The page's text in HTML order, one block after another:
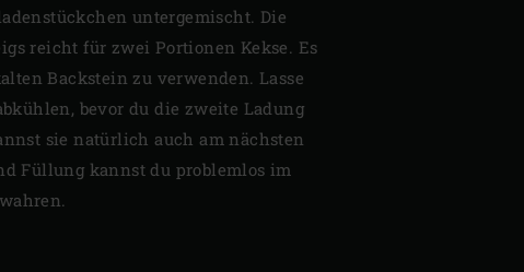
untergemischt. Die
reicht für zwei Portionen Kekse. Es
Backstein zu verwenden. Lasse
bevor du die zweite Ladung
sie natürlich auch am nächsten
Füllung kannst du problemlos im